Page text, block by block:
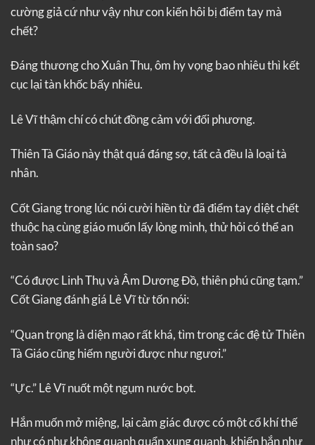
cường giả cứ như vậy như con kiến hôi bị điểm tay mà
chết?
Đáng thương cho Xuân Thu, ôm hy vọng bao nhiêu thì kết
cục lại tàn khốc bấy nhiêu.
Lê Vĩ thậm chí có chút đồng cảm với đối phương.
Thiên Tà Giáo này thật quá đáng sợ, tất cả đều là loại tà
nhân.
Cốt Giang trong lúc nói cười hiền từ đã điểm tay diệt chết
thuộc hạ cùng giáo muốn lấy lòng mình, thử hỏi có thể an
toàn sao?
“Có được Linh Thụ và Âm Dương Đồ, thiên phú cũng tạm.”
Cốt Giang đánh giá Lê Vĩ từ tốn nói:
“Quan trọng là diện mạo rất khá, tìm trong các đệ tử Thiên
Tà Giáo cũng hiếm người được như ngươi.”
“Ực.” Lê Vĩ nuốt một ngụm nước bọt.
Hắn muốn mở miệng, lại cảm giác được có một cổ khí thế
như có như không quanh quẩn xung quanh, khiến hắn như